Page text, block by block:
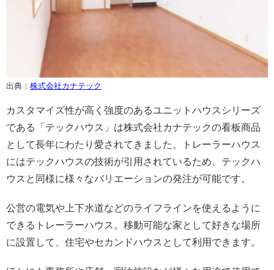
出典： 株式会社カナテック
カスタマイズ性が高く強度のあるユニットハウスシリーズ
である「テックハウス」は株式会社カナテックの看板商品
として長年にわたり愛されてきました。トレーラーハウス
にはテックハウスの技術が引用されているため、テックハ
ウスと同様に様々なバリエーションの発注が可能です。
公営の電気や上下水道などのライフラインを使えるように
できるトレーラーハウス。移動可能な家として好きな場所
に設置して、住宅やセカンドハウスとして利用できます。